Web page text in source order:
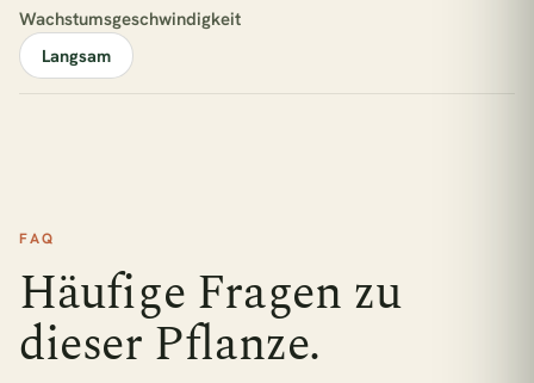
Wachstumsgeschwindigkeit
Langsam
FAQ
Häufige Fragen zu
dieser Pflanze.